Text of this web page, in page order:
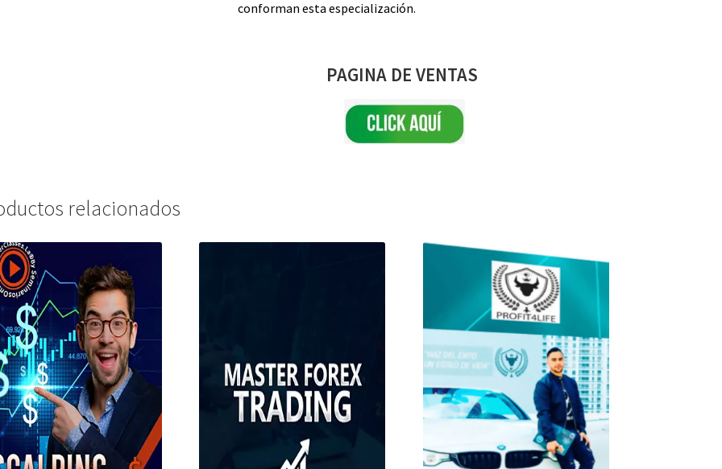
conforman esta especialización.
PAGINA DE VENTAS
relacionados